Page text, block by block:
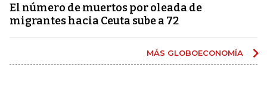
El número de muertos por oleada de
migrantes hacia Ceuta sube a 72
MÁS GLOBOECONOMÍA